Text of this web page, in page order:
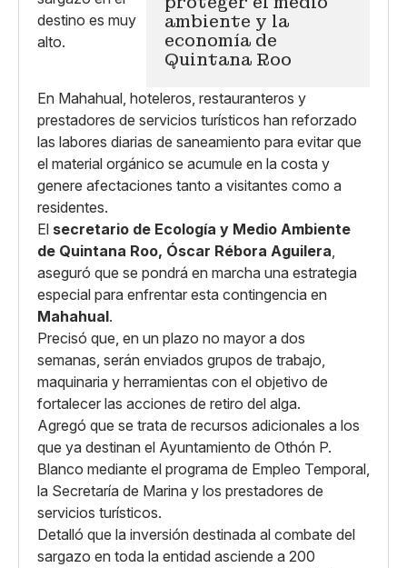
ambiente y la
economía de
Quintana Roo
En Mahahual, hoteleros, restauranteros y
prestadores de servicios turísticos han reforzado
las labores diarias de saneamiento para evitar que
el material orgánico se acumule en la costa y
genere afectaciones tanto a visitantes como a
residentes.
El secretario de Ecología y Medio Ambiente
de Quintana Roo, Óscar Rébora Aguilera,
aseguró que se pondrá en marcha una estrategia
especial para enfrentar esta contingencia en
Mahahual.
Precisó que, en un plazo no mayor a dos
semanas, serán enviados grupos de trabajo,
maquinaria y herramientas con el objetivo de
fortalecer las acciones de retiro del alga.
Agregó que se trata de recursos adicionales a los
que ya destinan el Ayuntamiento de Othón P.
Blanco mediante el programa de Empleo Temporal,
la Secretaría de Marina y los prestadores de
servicios turísticos.
Detalló que la inversión destinada al combate del
sargazo en toda la entidad asciende a 200